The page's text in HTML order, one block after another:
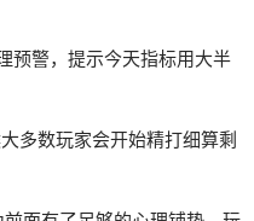
预警，提示今天指标用大半
多数玩家会开始精打细算剩